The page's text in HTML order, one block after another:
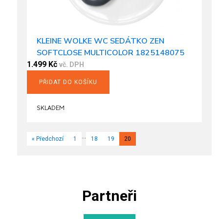
KLEINE WOLKE WC SEDÁTKO ZEN
SOFTCLOSE MULTICOLOR 1825148075
1.499 Kč vč. DPH
PŘIDAT DO KOŠÍKU
SKLADEM
« Předchozí 1 … 18 19 20
Partneři